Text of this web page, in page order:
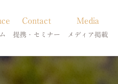
Contact
提携・セミナー
療提携・セミナー開催
Media
メディア掲載